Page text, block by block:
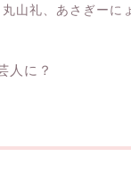
丸山礼、あさぎー
人に？